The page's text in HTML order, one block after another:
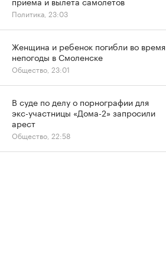
Политика, 23:03
Женщина и ребенок погибли во время
непогоды в Смоленске
Общество, 23:01
В суде по делу о порнографии для
экс-участницы «Дома-2» запросили
арест
Общество, 22:58